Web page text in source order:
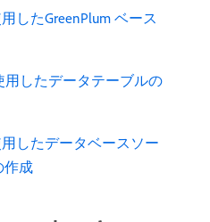
したGreenPlum ベース
用したデータテーブルの
用したデータベースソー
作成